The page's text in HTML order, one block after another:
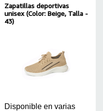
Zapatillas deportivas
unisex (Color: Beige, Talla -
43)
Disponible en varias